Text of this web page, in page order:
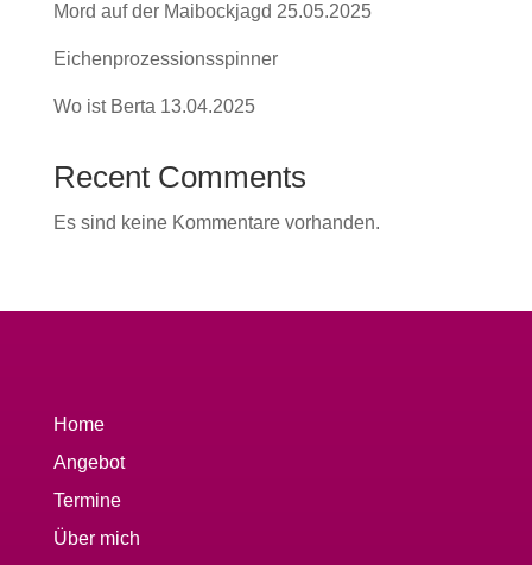
Mord auf der Maibockjagd 25.05.2025
Eichenprozessionsspinner
Wo ist Berta 13.04.2025
Recent Comments
Es sind keine Kommentare vorhanden.
Home
Angebot
Termine
Über mich